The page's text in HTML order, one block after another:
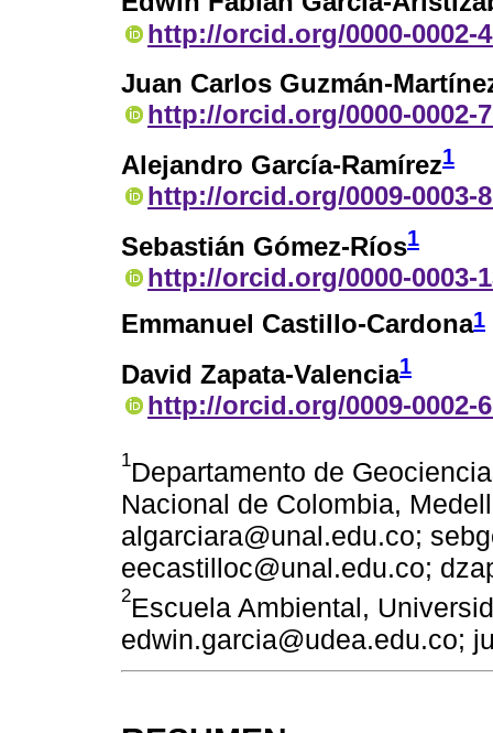
http://orcid.org/0000-0002-
Juan Carlos Guzmán-
http://orcid.org/0000-0002-
Alejandro García-Ramírez1
http://orcid.org/0009-0003-
Sebastián Gómez-Ríos1
http://orcid.org/0000-0003-
Emmanuel Castillo-Cardona1
David Zapata-Valencia1
http://orcid.org/0009-0002-
1Departamento de
Nacional de Colombia,
algarciara@unal.edu.co;
eecastilloc@unal.edu.co;
2Escuela Ambiental,
edwin.garcia@udea.edu.co;